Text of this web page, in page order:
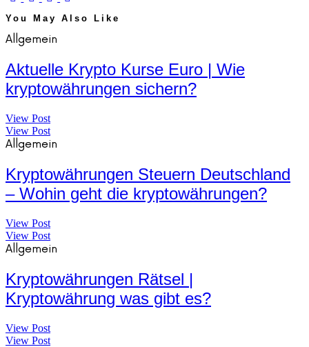
You May Also Like
Allgemein
Aktuelle Krypto Kurse Euro | Wie
kryptowährungen sichern?
View Post
View Post
Allgemein
Kryptowährungen Steuern Deutschland
– Wohin geht die kryptowährungen?
View Post
View Post
Allgemein
Kryptowährungen Rätsel |
Kryptowährung was gibt es?
View Post
View Post